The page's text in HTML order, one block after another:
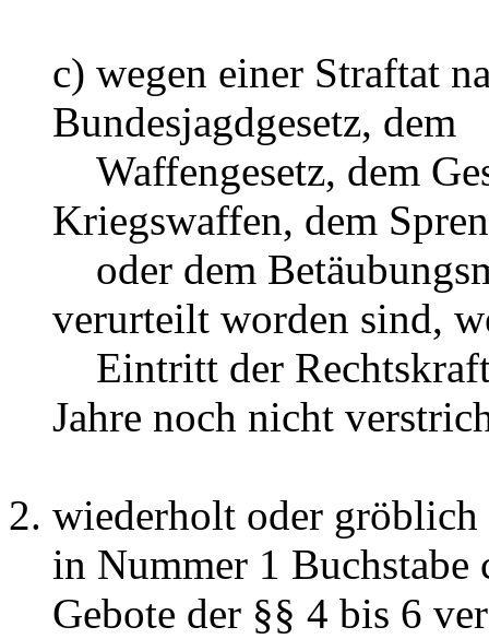
c) wegen einer Straftat
Bundesjagdgesetz, dem
Waffengesetz, dem
Kriegswaffen, dem
oder dem
verurteilt worden sind,
Eintritt der
Jahre noch nicht
wiederholt oder gröblich
in Nummer 1 Buchstabe
Gebote der §§ 4 bis 6